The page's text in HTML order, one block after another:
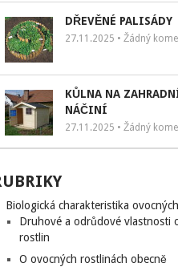
DŘEVĚNÉ PALISÁDY
27.11.2025 • Žádný
KŮLNA NA
NÁČINÍ
27.11.2025 • Žádný
Biologická charakteristika
Druhové a odrůdové vlastnosti
rostlin
O ovocných rostlinách obecně